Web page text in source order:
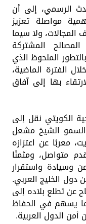
الرسمي، إلى أن
مواصلة تعزيز
المجالات، ولا سيما
المصالح المشتركة
الملحوظ الذي
الفترة الماضية،
بها إلى آفاق
الكويتي نقل إلى
الشيخ مشعل
معربًا عن اعتزازه
متواصل، ومثمنًا
وسيادة واستقرار
دول الخليج العربي.
عن تطلع بلاده إلى
يسهم في الحفاظ
الدول العربية.